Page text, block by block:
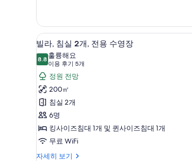
터
보
기
히
보
기
빌
라,
침
실
2
개,
전
용
수
영
16
빌라, 침실 2개, 전용 수영장
8.88.8점 만점 중 10점
훌륭해요
이용 후기 5개
(이
용
후
기
5
개)
정원 전망
200㎡
침실 2개
6명
킹사이즈침대 1개 및 퀸사이즈침대 1개
무료 WiFi
자세히 보기
빌